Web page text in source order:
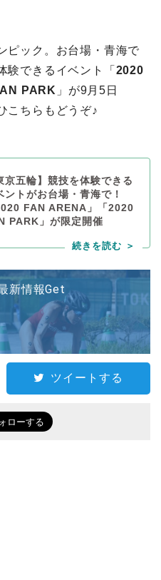
ピック。お台場・青海で
験できるイベント「 2020
PARK 」が9月5日
こちらもどうぞ♪
京五輪】競技を体験できる
ントがお台場・青海で！
FAN ARENA」「2020
PARK」が限定開催
新情報Get
ツイートする